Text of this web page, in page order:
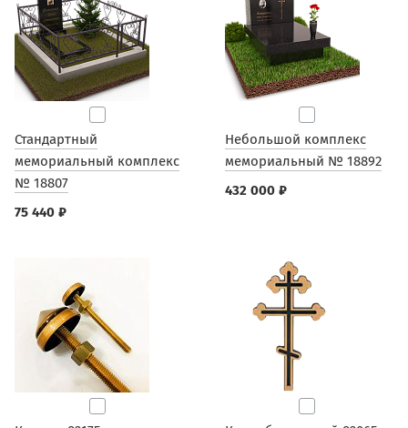
Стандартный
мемориальный комплекс
№ 18807
75 440 ₽
Небольшой комплекс
мемориальный № 18892
432 000 ₽